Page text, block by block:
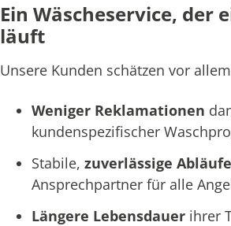
Ein Wäscheservice, der
läuft
Unsere Kunden schätzen vor
Weniger Reklamationen
kundenspezifischer
Stabile, zuverlässige Abläufe
Ansprechpartner für alle
Längere Lebensdauer ihrer